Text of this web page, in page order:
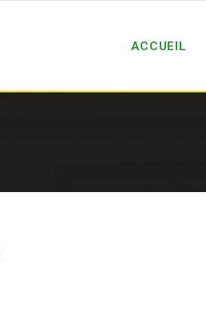
ACCUEIL